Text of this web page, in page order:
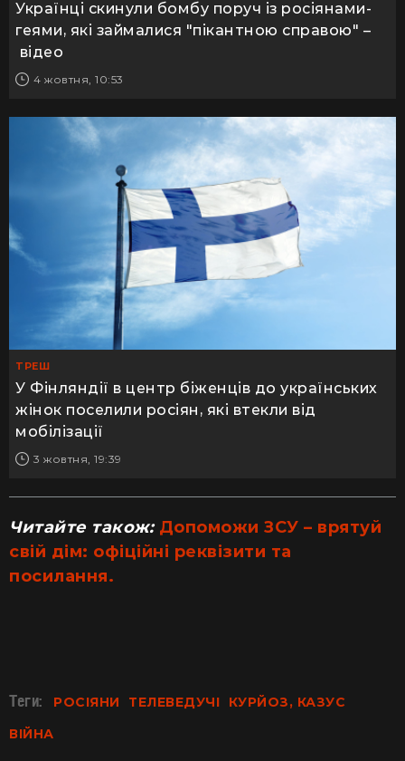
Українці скинули бомбу поруч із росіянами-
геями, які займалися "пікантною справою" –
відео
4 жовтня, 10:53
ТРЕШ
У Фінляндії в центр біженців до українських
жінок поселили росіян, які втекли від
мобілізації
3 жовтня, 19:39
Читайте також: Допоможи ЗСУ – врятуй
свій дім: офіційні реквізити та
посилання.
Теги: РОСІЯНИ ТЕЛЕВЕДУЧІ
КУРЙОЗ, КАЗУС
ВІЙНА